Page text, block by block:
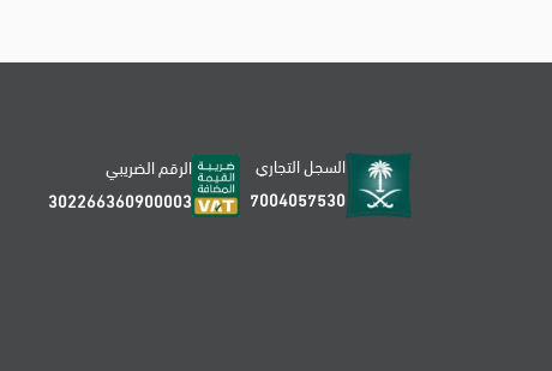
السجل التجاري
7004057530
الرقم الضريبي
302266360900003